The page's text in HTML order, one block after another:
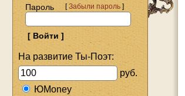
Пароль [Забыли пароль]
На развитие Ты-Поэт:
руб.
ЮMoney